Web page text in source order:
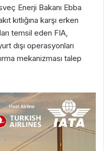
Enerji Bakanı Ebba
kıtlığına karşı erken
temsil eden FIA,
dışı operasyonları
mekanizması talep